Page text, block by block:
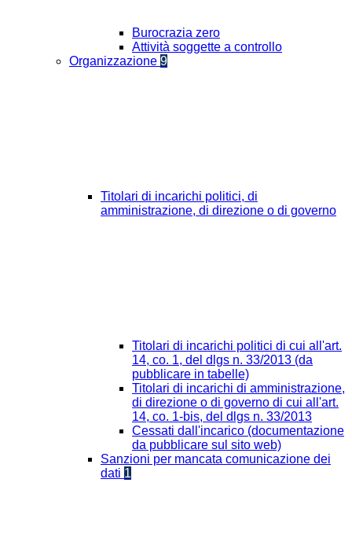
Burocrazia zero
Attività soggette a controllo
Organizzazione 9
Titolari di incarichi politici, di
amministrazione, di direzione o di governo
Titolari di incarichi politici di cui all'art.
14, co. 1, del dlgs n. 33/2013 (da
pubblicare in tabelle)
Titolari di incarichi di amministrazione,
di direzione o di governo di cui all'art.
14, co. 1-bis, del dlgs n. 33/2013
Cessati dall'incarico (documentazione
da pubblicare sul sito web)
Sanzioni per mancata comunicazione dei
dati 1